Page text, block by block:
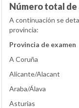
Número total de
A continuación se
provincia:
Provincia de examen
A Coruña
Alicante/Alacant
Araba/Álava
Asturias